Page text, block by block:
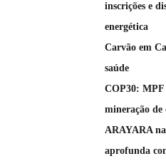
inscrições e
energética
Carvão em
saúde
COP30: MPF
mineração
ARAYARA
aprofunda